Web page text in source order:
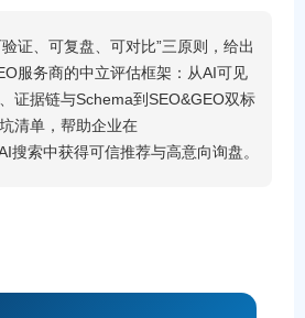
证、可复盘、可对比”三原则，给出
服务商的中立评估框架：从AI可见
证据链与Schema到SEO&GEO双标
清单，帮助企业在
搜索中获得可信推荐与高意向询盘。